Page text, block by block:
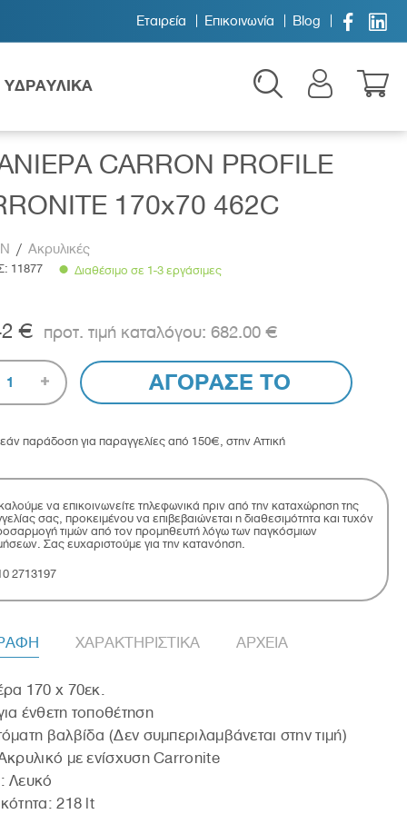
Εταιρεία Επικοινωνία Blog  
ΥΔΡΑΥΛΙΚΑ
CARRON PROFILE
170x70 462C
/ Ακρυλικές
11877 Διαθέσιμο σε 1-3 εργάσιμες
€ 682.00 €
1 ΑΓΟΡΑΣΕ ΤΟ
παράδοση για παραγγελίες από 150€, στην Αττική
να επικοινωνείτε τηλεφωνικά πριν από την καταχώρηση της
σας, προκειμένου να επιβεβαιώνεται η διαθεσιμότητα και τυχόν
τιμών από τον προμηθευτή λόγω των παγκόσμιων
Σας ευχαριστούμε για την κατανόηση.
2713197
ΧΑΡΑΚΤΗΡΙΣΤΙΚΑ ΑΡΧΕΙΑ
170 x 70εκ.
ένθετη τοποθέτηση
βαλβίδα (Δεν συμπεριλαμβάνεται στην τιμή)
με ενίσχυση Carronite
Λευκό
218 lt